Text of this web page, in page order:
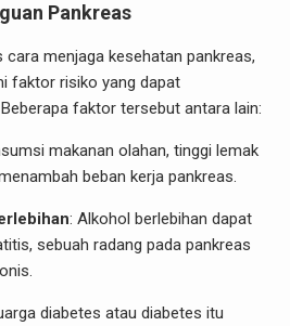
Pankreas
menjaga kesehatan pankreas,
faktor risiko yang dapat
faktor tersebut antara lain:
makanan olahan, tinggi lemak
beban kerja pankreas.
: Alkohol berlebihan dapat
sebuah radang pada pankreas
diabetes atau diabetes itu